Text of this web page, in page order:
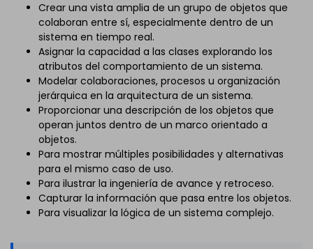
Crear una vista amplia de un grupo de objetos que
colaboran entre sí, especialmente dentro de un
sistema en tiempo real.
Asignar la capacidad a las clases explorando los
atributos del comportamiento de un sistema.
Modelar colaboraciones, procesos u organización
jerárquica en la arquitectura de un sistema.
Proporcionar una descripción de los objetos que
operan juntos dentro de un marco orientado a
objetos.
Para mostrar múltiples posibilidades y alternativas
para el mismo caso de uso.
Para ilustrar la ingeniería de avance y retroceso.
Capturar la información que pasa entre los objetos.
Para visualizar la lógica de un sistema complejo.